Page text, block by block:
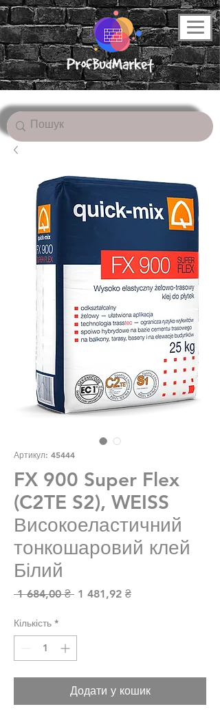
Артикул: 45444
FX 900 Super Flex
(C2TE S2), WEISS
Високоеластичний
тонкошаровий клей
Білий
1 684,00 ₴ Звичайна ціна
1 481,92 ₴За розпродажем
Кількість *
Додати у кошик